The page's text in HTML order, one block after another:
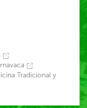
Tradicional y